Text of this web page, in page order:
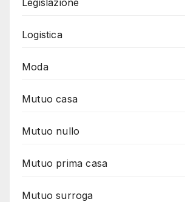
Logistica
Moda
Mutuo casa
Mutuo nullo
Mutuo prima casa
Mutuo surroga